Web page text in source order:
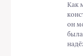
Как
он